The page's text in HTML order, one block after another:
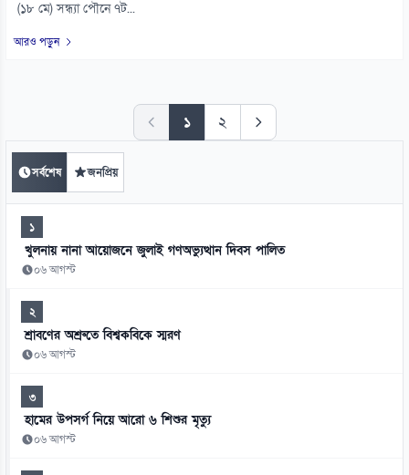
(১৮ মে) সন্ধ্যা পৌনে ৭ট...
আরও পড়ুন
১ ২
সর্বশেষ জনপ্রিয়
১
খুলনায় নানা আয়োজনে জুলাই গণঅভ্যুত্থান দিবস পালিত
০৬ আগস্ট
২
শ্রাবণের অশ্রুতে বিশ্বকবিকে স্মরণ
০৬ আগস্ট
৩
হামের উপসর্গ নিয়ে আরো ৬ শিশুর মৃত্যু
০৬ আগস্ট